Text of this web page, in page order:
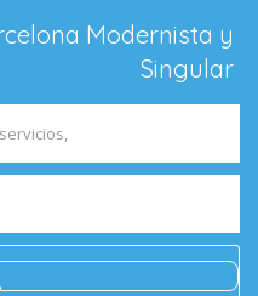
Modernista y
Singular